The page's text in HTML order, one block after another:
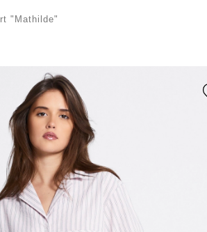
"Mathilde"